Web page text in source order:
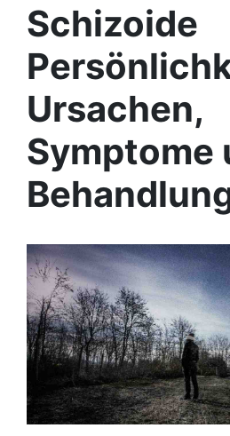
Schizoide
Ursachen,
Symptome